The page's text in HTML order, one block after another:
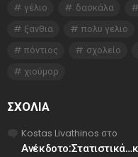
γέλιο
δασκάλα
ξανθια
πολυ γελιο
πόντιος
σχολείο
χιούμορ
ΣΧΌΛΙΑ
Kostas Livathinos στο